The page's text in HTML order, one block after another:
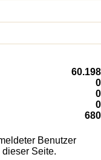
60.198
0
0
0
680
Benutzer
Seite.